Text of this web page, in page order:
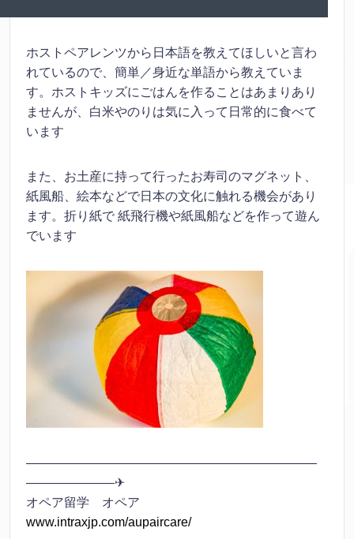
ホストペアレンツから日本語を教えてほしいと言わ
れているので、簡単／身近な単語から教えていま
す。ホストキッズにごはんを作ることはあまりあり
ませんが、白米やのりは気に入って日常的に食べて
います
また、お土産に持って行ったお寿司のマグネット、
紙風船、絵本などで日本の文化に触れる機会があり
ます。折り紙で 紙飛行機や紙風船などを作って遊ん
でいます
———————————————————————
———————✈
オペア留学 オペア
www.intraxjp.com/aupaircare/